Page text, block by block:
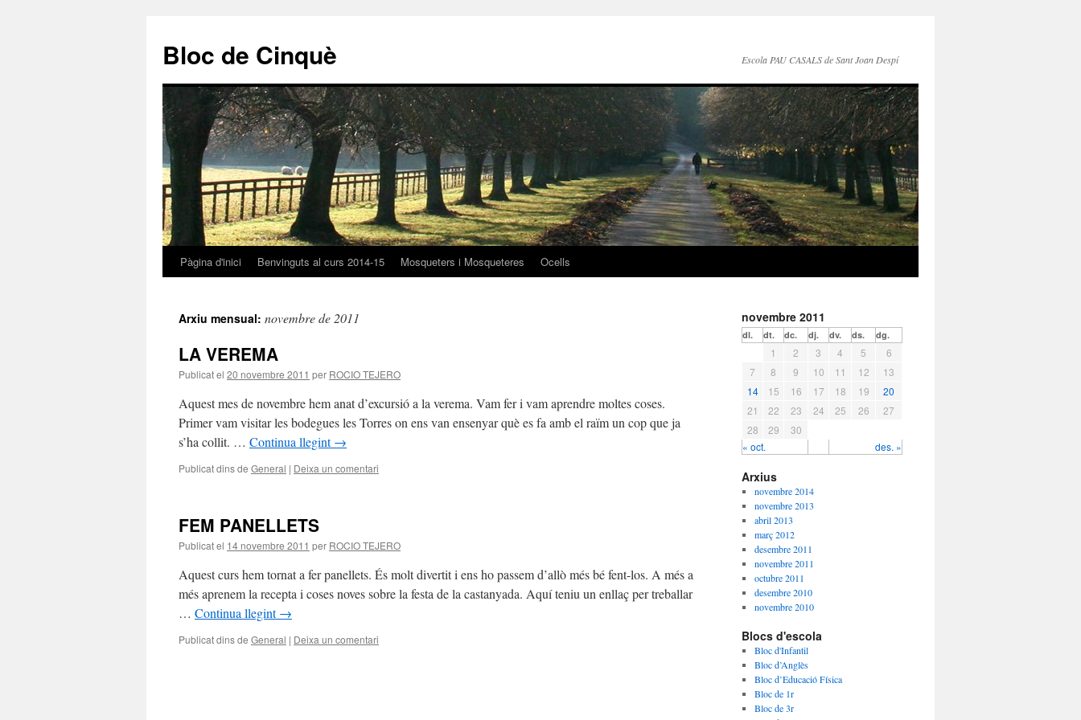
Bloc de Cinquè Escola PAU CASALS de Sant Joan Despí
Vés
contingut
Pàgina d'inici Benvinguts al curs 2014-15 Mosqueters i Mosqueteres Ocells
Arxiu mensual: novembre de 2011
LA VEREMA
Publicat el 20 novembre 2011 per ROCIO TEJERO
Aquest mes de novembre hem anat d’excursió a la verema. Vam fer i vam aprendre moltes coses.
Primer vam visitar les bodegues les Torres on ens van ensenyar què es fa amb el raïm un cop que ja
s’ha collit. … Continua llegint→
Publicat dins de General | Deixa un comentari
FEM PANELLETS
Publicat el 14 novembre 2011 per ROCIO TEJERO
Aquest curs hem tornat a fer panellets. És molt divertit i ens ho passem d’allò més bé fent-los. A més a
més aprenem la recepta i coses noves sobre la festa de la castanyada. Aquí teniu un enllaç per treballar
… Continua llegint→
Publicat dins de General | Deixa un comentari
novembre 2011
dl. dt. dc. dj. dv. ds. dg.
« oct. des. »
1 2 3 4 5
6
7
8 9 10 11 12
13
14
15 16 17 18 19
20
21
22 23 24 25 26
27
28
29 30
Arxius
novembre 2014
novembre 2013
abril 2013
març 2012
desembre 2011
novembre 2011
octubre 2011
desembre 2010
novembre 2010
Blocs d'escola
Bloc d'Infantil
Bloc d’Anglès
Bloc d’Educació Física
Bloc de 1r
Bloc de 3r